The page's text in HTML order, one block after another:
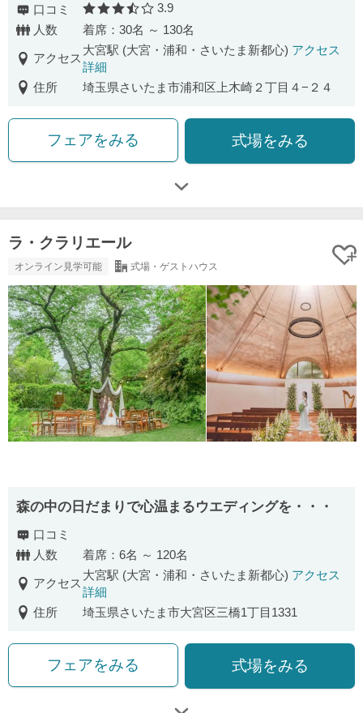
口コミ 口コミ評価
3.9
人数
着席：30名 ～ 130名
アクセス
大宮駅 (大宮・浦和・さいたま新都心) アクセス
詳細
住所
埼玉県さいたま市浦和区上木崎２丁目４−２４
フェアをみる 式場をみる
ラ・クラリエール
オンライン見学可能 式場・ゲストハウス
森の中の日だまりで心温まるウエディングを・・・
口コミ
人数
着席：6名 ～ 120名
アクセス
大宮駅 (大宮・浦和・さいたま新都心) アクセス
詳細
住所
埼玉県さいたま市大宮区三橋1丁目1331
フェアをみる 式場をみる